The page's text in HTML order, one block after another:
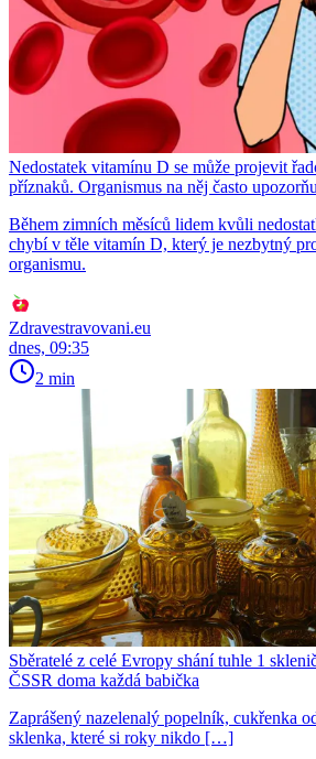
Nedostatek vitamínu D se může projevit
příznaků. Organismus na něj často
Během zimních měsíců lidem kvůli
chybí v těle vitamín D, který je nezbytný
organismu.
Zdravestravovani.eu
dnes, 09:35
2 min
Sběratelé z celé Evropy shání tuhle 1
ČSSR doma každá babička
Zaprášený nazelenalý popelník, cukřenka
sklenka, které si roky nikdo […]